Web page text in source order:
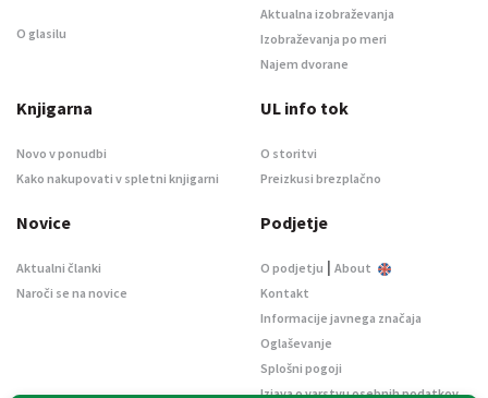
O glasilu
Aktualna izobraževanja
Izobraževanja po meri
Najem dvorane
Knjigarna
Novo v ponudbi
Kako nakupovati v spletni knjigarni
UL info tok
O storitvi
Preizkusi brezplačno
Novice
Aktualni članki
Naroči se na novice
Podjetje
O podjetju | About
Kontakt
Informacije javnega značaja
Oglaševanje
Splošni pogoji
Izjava o varstvu osebnih podatkov